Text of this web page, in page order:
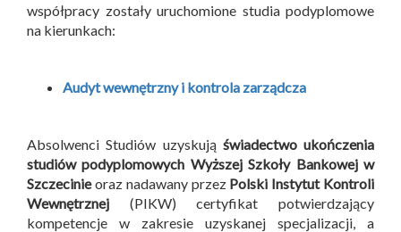
współpracy zostały uruchomione studia podyplomowe
na kierunkach:
Audyt wewnętrzny i kontrola zarządcza
Absolwenci Studiów uzyskują świadectwo ukończenia
studiów podyplomowych Wyższej Szkoły Bankowej w
Szczecinieoraz nadawany przez Polski Instytut Kontroli
Wewnętrznej (PIKW) certyfikat potwierdzający
kompetencje w zakresie uzyskanej specjalizacji, a